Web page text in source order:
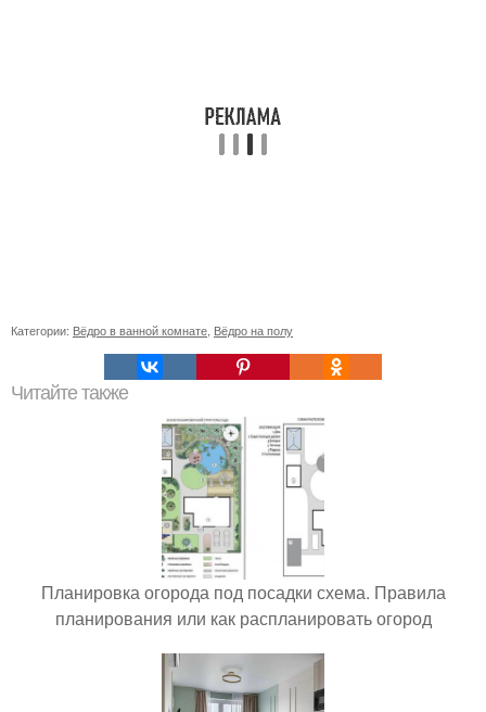
Категории: Вёдро в ванной комнате Вёдро на полу
Читайте также
Планировка огорода под посадки схема. Правила
планирования или как распланировать огород